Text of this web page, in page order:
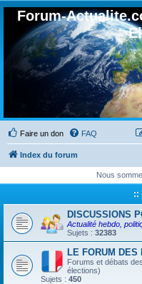
Forum-
Faire un don FAQ
Index du forum
Nous
::
DISCUSSIONS
Actualité hebdo,
Sujets : 32383
LE FORUM DES
Forums et débats
élections)
Sujets : 450